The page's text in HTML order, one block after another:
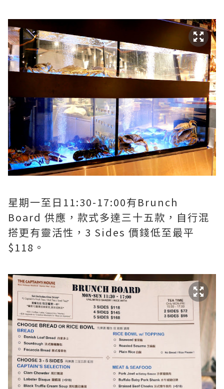
星期一至日11:30-17:00有Brunch
Board 供應，款式多達三十五款，自行混
搭更有靈活性，3 Sides 價錢低至最平
$118。